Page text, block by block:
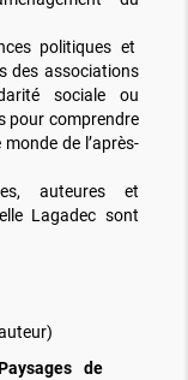
politiques et
des associations
sociale ou
pour comprendre
de l’après-
auteures et
Lagadec sont
de